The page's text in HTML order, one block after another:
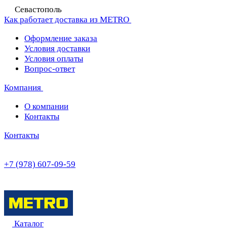
Севастополь
Как работает доставка из METRO
Оформление заказа
Условия доставки
Условия оплаты
Вопрос-ответ
Компания
О компании
Контакты
Контакты
+7 (978) 607-09-59
Каталог